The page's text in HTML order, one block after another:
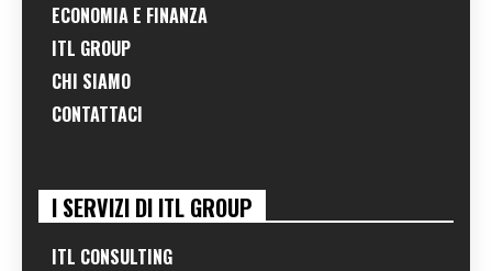
ECONOMIA E FINANZA
ITL GROUP
CHI SIAMO
CONTATTACI
I SERVIZI DI ITL GROUP
ITL CONSULTING